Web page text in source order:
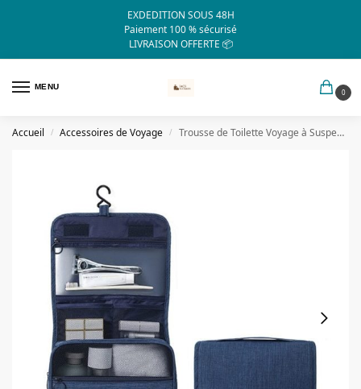
EXDEDITION SOUS 48H
Paiement 100 % sécurisé
LIVRAISON OFFERTE 📦
MENU
0
Accueil / Accessoires de Voyage / Trousse de Toilette Voyage à Suspendre TravelBasics (Bleu Marine)